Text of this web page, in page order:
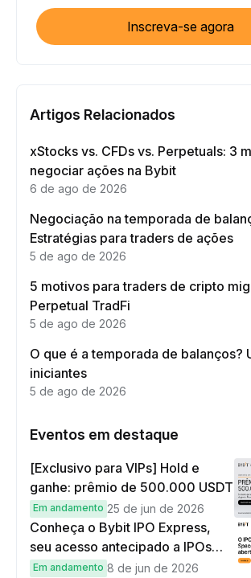
Inscreva-se agora
Artigos Relacionados
xStocks vs. CFDs vs. Perpetuals: 3
negociar ações na Bybit
6 de ago de 2026
Negociação na temporada de
Estratégias para traders de ações
5 de ago de 2026
5 motivos para traders de cripto
Perpetual TradFi
5 de ago de 2026
O que é a temporada de balanços?
iniciantes
5 de ago de 2026
Eventos em destaque
[Exclusivo para VIPs] Hold e
ganhe: prêmio de 500.000 USDT
Em andamento 25 de jun de 2026
Conheça o Bybit IPO Express,
seu acesso antecipado a IPOs
globais
Em andamento 8 de jun de 2026